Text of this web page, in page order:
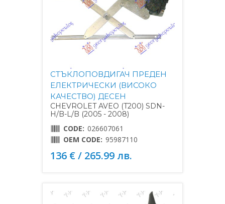
СТЪКЛОПОВДИГАЧ ПРЕДЕН
ЕЛЕКТРИЧЕСКИ (ВИСОКО
КАЧЕСТВО) ДЕСЕН
CHEVROLET AVEO (T200) SDN-
H/B-L/B (2005 - 2008)
CODE: 026607061
OEM CODE: 95987110
136 € / 265.99 лв.